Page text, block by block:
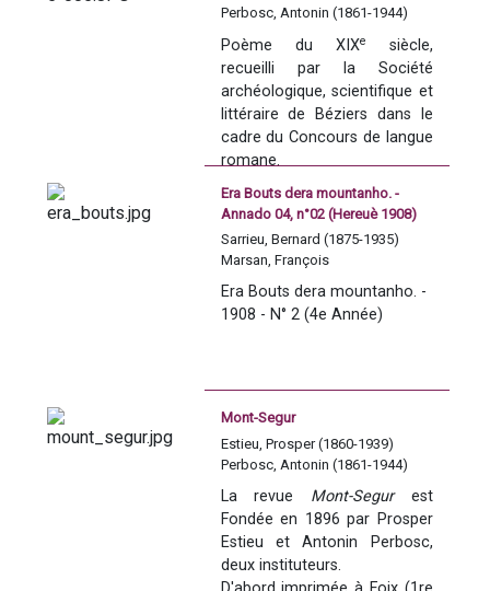
variantas deus medishs
país de lenga d’Òc. L’idea
d’amassar las tradicions
popularas n’èra pas navèra e
tots los escrivans de lenga
d’Òc qu’an conegut aquera
activitat adjacenta qui èra
shens que curiosèr d’erudit
mes qui estimulava lo lor
pròpi engenie poetic. La
Gasconha, region sus la quau
s’espandeish lo noste
recuelh, que demora
constitueishen ua vertadèra
soma poetica. Antonin
Perbòsc, s’a hèit ua collècta
mensh abondosa, que l’a
totun efectuada dens un
esperit de rigor scientifica de
tot en tot navèth. […] La vath
deu Lambon, lòc d’encontre
Perbosc, Antonin (1861-1944)
Poème du XIXe
siècle,
recueilli par la Société
archéologique, scientifique et
littéraire de Béziers dans le
cadre du Concours de langue
romane.
Contient un glossaire
reprenant les termes utilisés
dans le poème.
n'entend et fredonne où je
puis.", Brizeux Marie
Société Archéologique de
Béziers, 1886.
Era Bouts dera mountanho. -
Annado 04, n°02 (Hereuè 1908)
Sarrieu, Bernard (1875-1935)
Marsan, François
Baylac, Désiré
Venture, Janoun de (1861-1941)
Perbosc, Antonin (1861-1944)
Era Bouts dera mountanho. -
1908 - N° 2 (4e Année)
Mont-Segur
Estieu, Prosper (1860-1939)
Perbosc, Antonin (1861-1944)
La revue Mont-Segur est
Fondée en 1896 par Prosper
Estieu et Antonin Perbosc,
deux instituteurs.